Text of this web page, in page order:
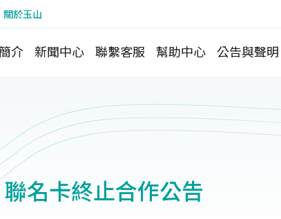
關於玉山
介 新聞中心 聯繫客服 幫助中心 公告與聲明
名卡終止合作公告